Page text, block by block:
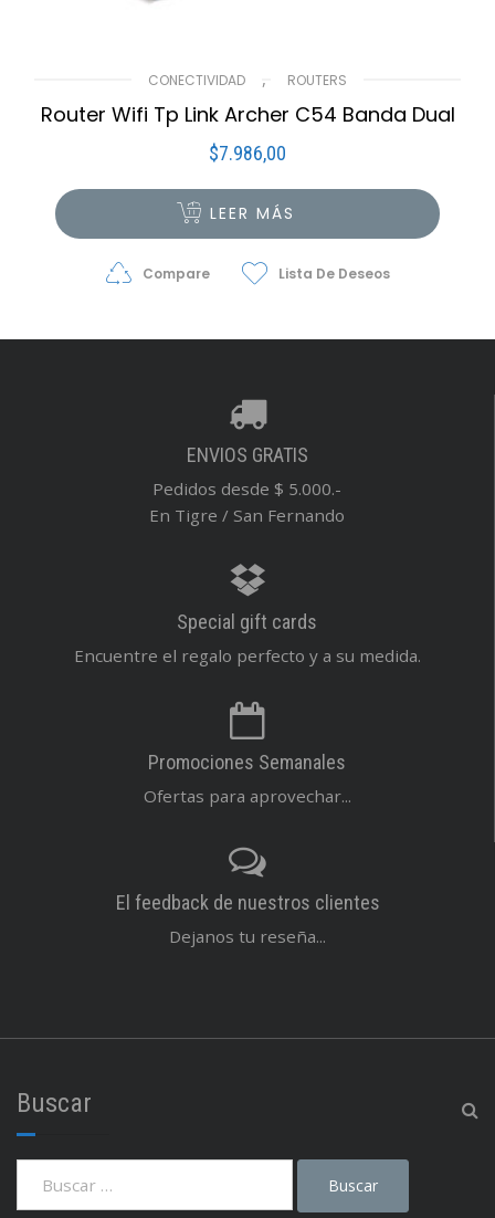
CONECTIVIDAD , ROUTERS
Router Wifi Tp Link Archer C54 Banda Dual
$7.986,00
LEER MÁS
Compare Lista De Deseos
ENVIOS GRATIS
Pedidos desde $ 5.000.-
En Tigre / San Fernando
Special gift cards
Encuentre el regalo perfecto y a su medida.
Promociones Semanales
Ofertas para aprovechar...
El feedback de nuestros clientes
Dejanos tu reseña...
Buscar